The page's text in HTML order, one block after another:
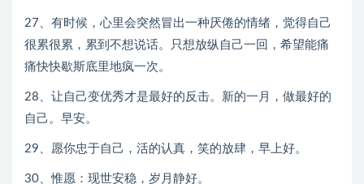
27、有时候，心里会突然冒出一种厌倦的情绪，觉得自己
很累很累，累到不想说话。只想放纵自己一回，希望能痛
痛快快歇斯底里地疯一次。
28、让自己变优秀才是最好的反击。新的一月，做最好的
自己。早安。
29、愿你忠于自己，活的认真，笑的放肆，早上好。
30、惟愿：现世安稳，岁月静好。